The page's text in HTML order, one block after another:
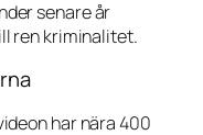
senare år
ren kriminalitet.
har nära 400